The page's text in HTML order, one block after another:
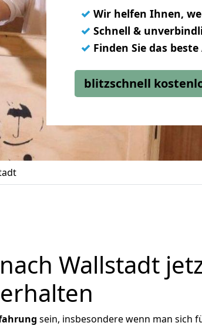
✓ Wir helfen Ihnen,
✓ Schnell &
✓ Finden Sie das
blitzschnell
Wallstadt
erhalten
sein, insbesondere wenn man sich